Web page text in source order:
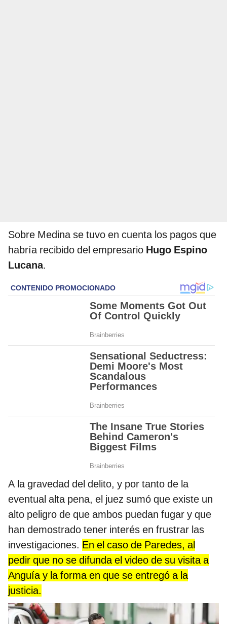
Sobre Medina se tuvo en cuenta los pagos que
habría recibido del empresario Hugo Espino
Lucana.
A la gravedad del delito, y por tanto de la
eventual alta pena, el juez sumó que existe un
alto peligro de que ambos puedan fugar y que
han demostrado tener interés en frustrar las
investigaciones. En el caso de Paredes, al
pedir que no se difunda el video de su visita a
Anguía y la forma en que se entregó a la
justicia.